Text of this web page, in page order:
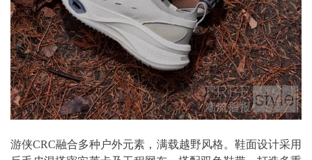
游侠CRC融合多种户外元素，满载越野风格。鞋面设计采用